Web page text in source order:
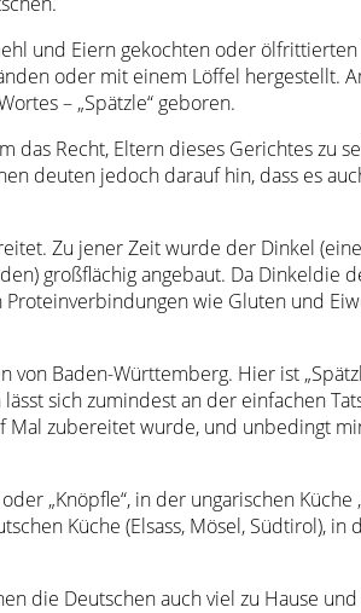
und Eiern gekochten oder
oder mit einem Löffel hergestellt.
– „Spätzle“ geboren.
Recht, Eltern dieses Gerichtes zu
deuten jedoch darauf hin, dass es
Zu jener Zeit wurde der Dinkel
großflächig angebaut. Da Dinkeldie
wie Gluten und
Baden-Württemberg. Hier ist
sich zumindest an der einfachen
zubereitet wurde, und unbedingt
„Knöpfle“, in der ungarischen Küche
Küche (Elsass, Mösel, Südtirol),
die Deutschen auch viel zu Hause